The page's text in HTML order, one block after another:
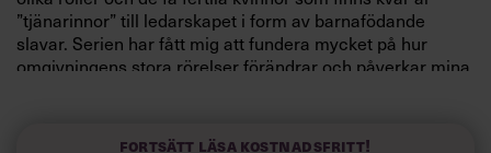
”tjänarinnor” till ledarskapet i form av barnafödande
slavar. Serien har fått mig att fundera mycket på hur
omgivningens stora rörelser förändrar och påverkar mina
Fortsätt läsa kostnadsfritt!